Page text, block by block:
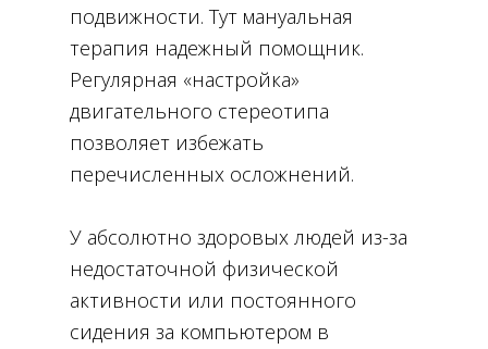
подвижности. Тут мануальная
терапия надежный помощник.
Регулярная «настройка»
двигательного стереотипа
позволяет избежать
перечисленных осложнений.
У абсолютно здоровых людей из-за
недостаточной физической
активности или постоянного
сидения за компьютером в